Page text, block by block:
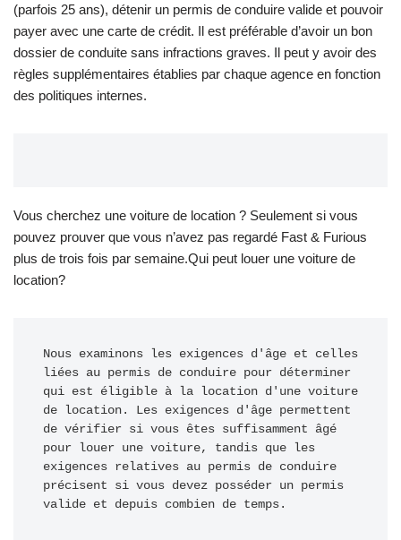
(parfois 25 ans), détenir un permis de conduire valide et pouvoir
payer avec une carte de crédit. Il est préférable d’avoir un bon
dossier de conduite sans infractions graves. Il peut y avoir des
règles supplémentaires établies par chaque agence en fonction
des politiques internes.
Vous cherchez une voiture de location ? Seulement si vous
pouvez prouver que vous n’avez pas regardé Fast & Furious
plus de trois fois par semaine.Qui peut louer une voiture de
location?
Nous examinons les exigences d'âge et celles
liées au permis de conduire pour déterminer
qui est éligible à la location d'une voiture
de location. Les exigences d'âge permettent
de vérifier si vous êtes suffisamment âgé
pour louer une voiture, tandis que les
exigences relatives au permis de conduire
précisent si vous devez posséder un permis
valide et depuis combien de temps.